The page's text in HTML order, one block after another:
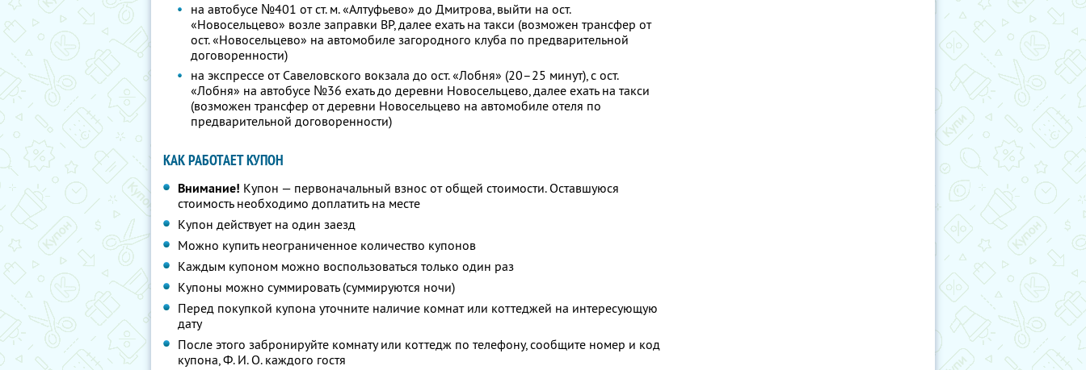
на автобусе №401 от ст. м. «Алтуфьево» до Дмитрова, выйти на ост.
«Новосельцево» возле заправки BP, далее ехать на такси (возможен трансфер от
ост. «Новосельцево» на автомобиле загородного клуба по предварительной
договоренности)
на экспрессе от Савеловского вокзала до ост. «Лобня» (20–25 минут), с ост.
«Лобня» на автобусе №36 ехать до деревни Новосельцево, далее ехать на такси
(возможен трансфер от деревни Новосельцево на автомобиле отеля по
предварительной договоренности)
КАК РАБОТАЕТ КУПОН
Внимание! Купон — первоначальный взнос от общей стоимости. Оставшуюся
стоимость необходимо доплатить на месте
Купон действует на один заезд
Можно купить неограниченное количество купонов
Каждым купоном можно воспользоваться только один раз
Купоны можно суммировать (суммируются ночи)
Перед покупкой купона уточните наличие комнат или коттеджей на интересующую
дату
После этого забронируйте комнату или коттедж по телефону, сообщите номер и код
купона,Ф. И. О.каждого гостя